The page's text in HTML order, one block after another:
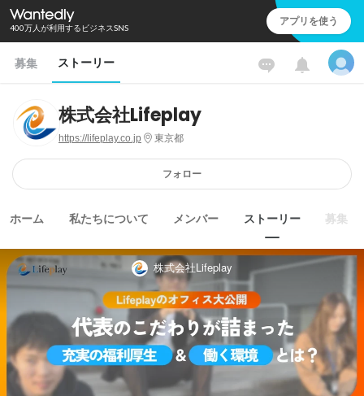
400万人が利用するビジネスSNS アプリを使う
募集 ストーリー
株式会社Lifeplay
https://lifeplay.co.jp 東京都
フォロー
ホーム 私たちについて メンバー ストーリー 募集
株式会社Lifeplay